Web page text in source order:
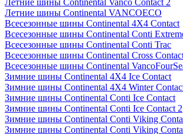
Летние шины Continental Vanco Contact 2
Летние шины Continental VANCOECO
Всесезонные шины Continental 4X4 Contact
Всесезонные шины Continental Conti
Всесезонные шины Continental Conti Trac
Всесезонные шины Continental Cross
Всесезонные шины Continental
Зимние шины Continental 4X4 Ice Contact
Зимние шины Continental 4X4 Winter
Зимние шины Continental Conti Ice Contact
Зимние шины Continental Conti Ice Contact 2
Зимние шины Continental Conti Viking
Зимние шины Continental Conti Viking